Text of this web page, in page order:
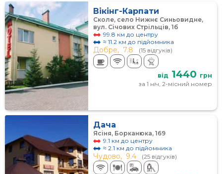
Вікінг-Карпати
Сколе, село Нижнє Синьовидне,
вул. Січових Стрільців, 1б
99.8 км до центру
≈ 11.2 км до підйомника
Добре, 7.8 (15 відгуків)
від 1440 грн
за 1 ніч, 2-місний номер
Дача
Ясіня, Борканюка, 169
9.1 км до центру
≈ 2.1 км до підйомника
Чудово, 9.4 (25 відгуків)